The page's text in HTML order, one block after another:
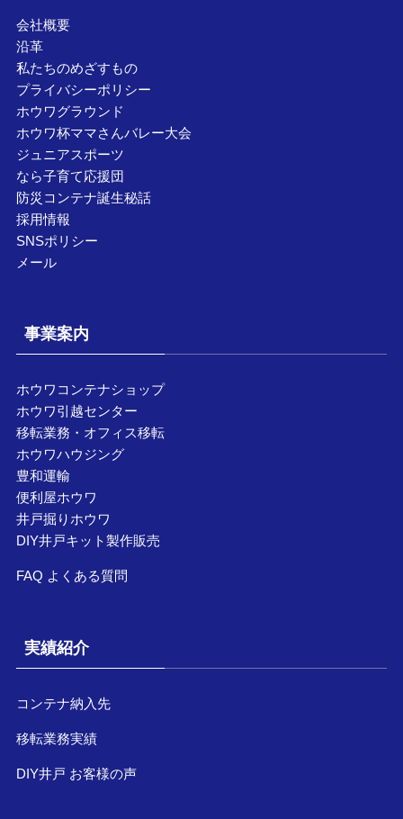
会社概要
沿革
私たちのめざすもの
プライバシーポリシー
ホウワグラウンド
ホウワ杯ママさんバレー大会
ジュニアスポーツ
なら子育て応援団
防災コンテナ誕生秘話
採用情報
SNSポリシー
メール
事業案内
ホウワコンテナショップ
ホウワ引越センター
移転業務・オフィス移転
ホウワハウジング
豊和運輸
便利屋ホウワ
井戸掘りホウワ
DIY井戸キット製作販売
FAQ よくある質問
実績紹介
コンテナ納入先
移転業務実績
DIY井戸 お客様の声